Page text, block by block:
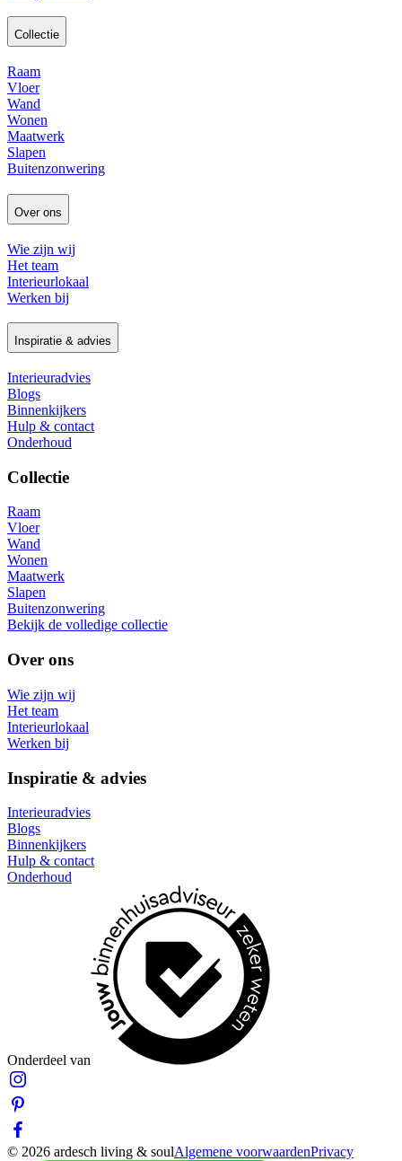
Collectie
Raam
Vloer
Wand
Wonen
Maatwerk
Slapen
Buitenzonwering
Over ons
Wie zijn wij
Het team
Interieurlokaal
Werken bij
Inspiratie & advies
Interieuradvies
Blogs
Binnenkijkers
Hulp & contact
Onderhoud
Collectie
Raam
Vloer
Wand
Wonen
Maatwerk
Slapen
Buitenzonwering
Bekijk de volledige collectie
Over ons
Wie zijn wij
Het team
Interieurlokaal
Werken bij
Inspiratie & advies
Interieuradvies
Blogs
Binnenkijkers
Hulp & contact
Onderhoud
Onderdeel van
© 2026 ardesch living & soulAlgemene voorwaardenPrivacy